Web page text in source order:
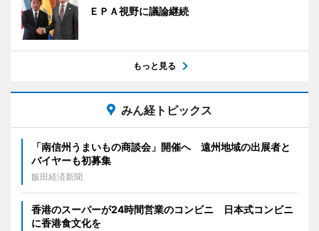
ＥＰＡ視野に議論継続
もっと見る
みん経トピックス
「南信州うまいもの商談会」開催へ 遠州地域の出展者と
バイヤーも初募集
飯田経済新聞
香港のスーパーが24時間営業のコンビニ 日本式コンビニ
に香港食文化を